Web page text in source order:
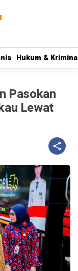
Hukum &
Hukum &
Pasokan
Lewat